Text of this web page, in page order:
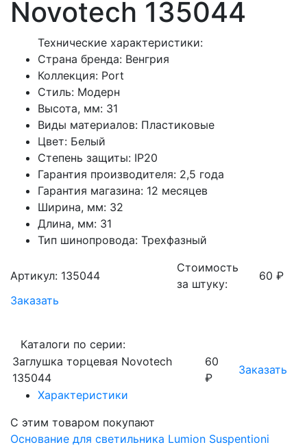
Novotech 135044
Технические характеристики:
Страна бренда: Венгрия
Коллекция: Port
Стиль: Модерн
Высота, мм: 31
Виды материалов: Пластиковые
Цвет: Белый
Степень защиты: IP20
Гарантия производителя: 2,5 года
Гарантия магазина: 12 месяцев
Ширина, мм: 32
Длина, мм: 31
Тип шинопровода: Трехфазный
Артикул: 135044
Стоимость
за штуку:
60 ₽
Заказать
Каталоги по серии:
Заглушка торцевая Novotech
135044
60
₽
Заказать
Характеристики
С этим товаром покупают
Основание для светильника Lumion Suspentioni